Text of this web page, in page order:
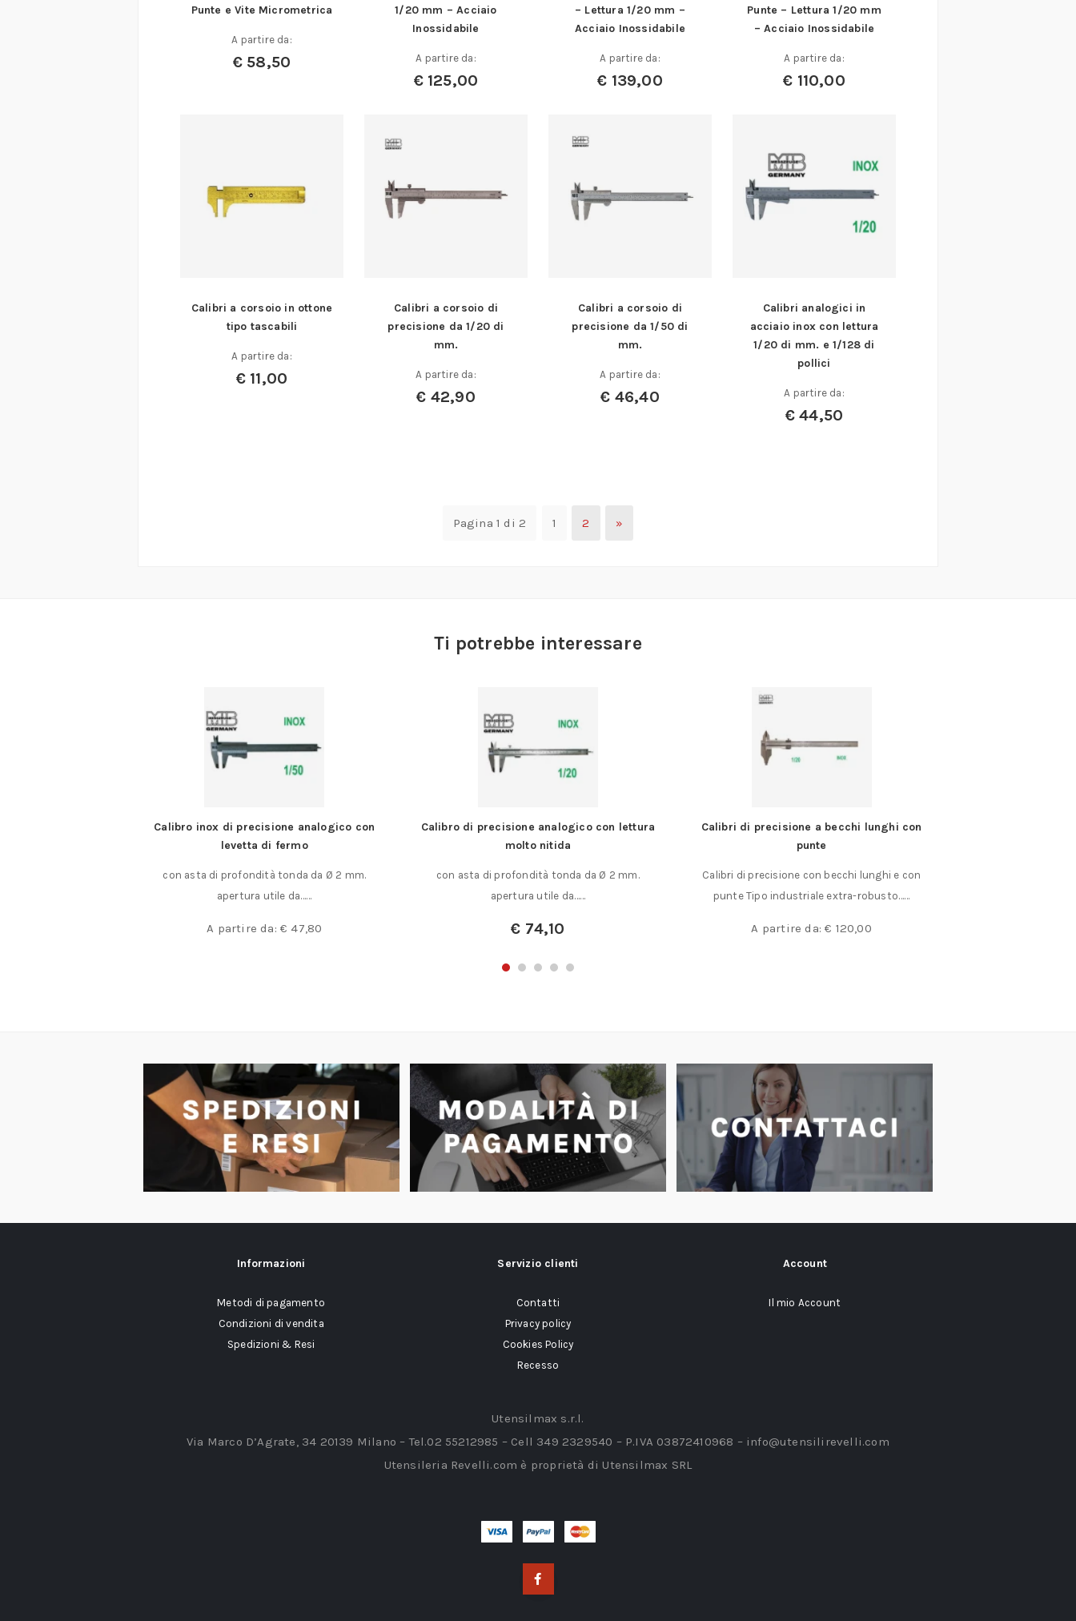
Punte e Vite Micrometrica
A partire da:
€ 58,50
1/20 mm – Acciaio
Inossidabile
A partire da:
€125,00
– Lettura 1/20 mm –
Acciaio Inossidabile
A partire da:
€ 139,00
Punte – Lettura 1/20 mm
– Acciaio Inossidabile
A partire da:
€ 110,00
Calibri a corsoio in ottone
tipo tascabili
A partire da:
€ 11,00
Calibri a corsoio di
precisione da 1/20 di
mm.
A partire da:
€ 42,90
Calibri a corsoio di
precisione da 1/50 di
mm.
A partire da:
€ 46,40
Calibri analogici in
acciaio inox con lettura
1/20 di mm. e 1/128 di
pollici
A partire da:
€ 44,50
Pagina 1 di 2 1 2 »
Ti potrebbe interessare
di precisione analogico con
Calibro di precisione analogico con lettura
molto nitida
con asta di profondità tonda da Ø 2 mm.
apertura utile da……
€74,10
Calibri di precisione a becchi lunghi con
Calibri di precisione con becchi lunghi e con
punte Tipo industriale extra-robusto……
A partire da:
Calibri di precisione professionali a becchi
Calibri di precisione a becchi lunghi senza
punte MIB lunghezza becchi mm.……
A partire da:
Informazioni
Metodi di pagamento
Condizioni di vendita
Spedizioni & Resi
Servizio clienti
Contatti
Privacy policy
Cookies Policy
Recesso
Account
Il mio Account
Utensilmax s.r.l.
Via Marco D’Agrate, 34 20139 Milano – Tel.02 55212985 – Cell 349 2329540 – P.IVA 03872410968 – info@utensilirevelli.com
Utensileria Revelli.com è proprietà di Utensilmax SRL